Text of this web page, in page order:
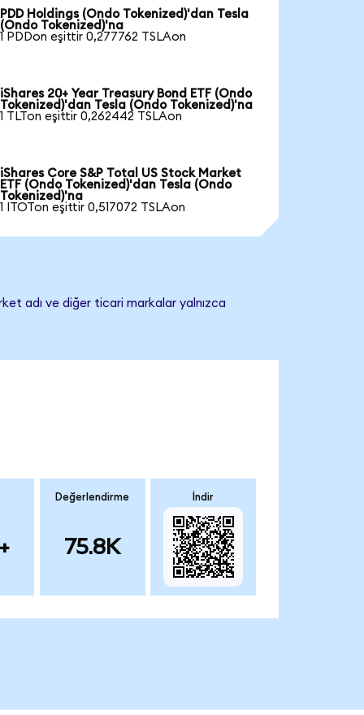
PDD Holdings (Ondo Tokenized)'dan Tesla
(Ondo Tokenized)'na
1 PDDon eşittir 0,277762 TSLAon
iShares 20+ Year Treasury Bond ETF (Ondo
Tokenized)'dan Tesla (Ondo Tokenized)'na
1 TLTon eşittir 0,262442 TSLAon
iShares Core S&P Total US Stock Market
ETF (Ondo Tokenized)'dan Tesla (Ondo
Tokenized)'na
1 ITOTon eşittir 0,517072 TSLAon
adı ve diğer ticari markalar yalnızca
Değerlendirme
75.8K
İndir